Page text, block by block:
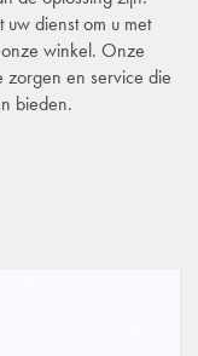
dienst om u met
winkel. Onze
zorgen en service die
bieden.